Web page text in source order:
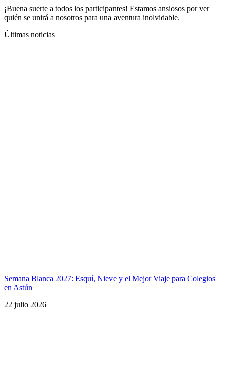
¡Buena suerte a todos los participantes! Estamos ansiosos por ver
quién se unirá a nosotros para una aventura inolvidable.
Últimas noticias
Semana Blanca 2027: Esquí, Nieve y el Mejor Viaje para Colegios
en Astún
22 julio 2026